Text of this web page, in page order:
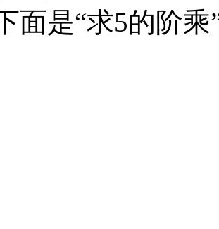
面是“求5的阶